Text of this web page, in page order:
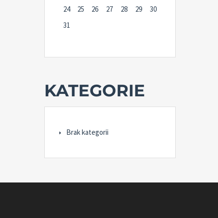
24
25 26 27 28 29
30
31
KATEGORIE
Brak kategorii